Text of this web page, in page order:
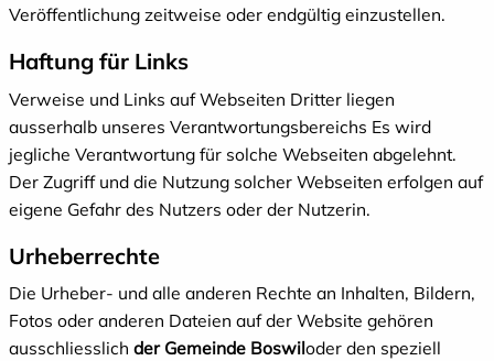
Veröffentlichung zeitweise oder endgültig einzustellen.
Haftung für Links
Verweise und Links auf Webseiten Dritter liegen
ausserhalb unseres Verantwortungsbereichs Es wird
jegliche Verantwortung für solche Webseiten abgelehnt.
Der Zugriff und die Nutzung solcher Webseiten erfolgen auf
eigene Gefahr des Nutzers oder der Nutzerin.
Urheberrechte
Die Urheber- und alle anderen Rechte an Inhalten, Bildern,
Fotos oder anderen Dateien auf der Website gehören
ausschliesslich der Gemeinde Boswiloder den speziell